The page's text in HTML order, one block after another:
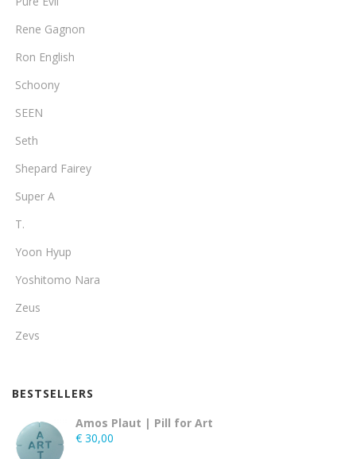
Rene Gagnon
Ron English
Schoony
SEEN
Seth
Shepard Fairey
Super A
T.
Yoon Hyup
Yoshitomo Nara
Zeus
Zevs
BESTSELLERS
Amos Plaut | Pill for Art
€ 30,00